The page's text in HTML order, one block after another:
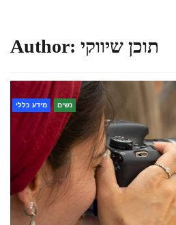
Author: תוכן שיווקי
מידע כללי נשים